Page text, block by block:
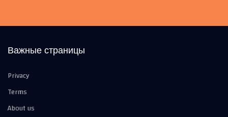
Важные страницы
Privacy
Terms
About us